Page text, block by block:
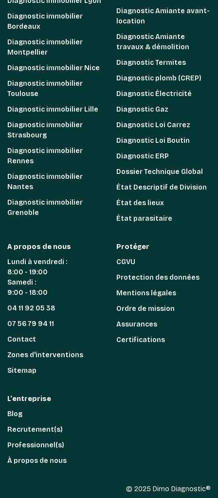
Diagnostic immobilier
Bordeaux
Diagnostic immobilier
Montpellier
Diagnostic immobilier Nice
Diagnostic immobilier
Toulouse
Diagnostic immobilier Lille
Diagnostic immobilier
Strasbourg
Diagnostic immobilier
Rennes
Diagnostic immobilier
Nantes
Diagnostic immobilier
Grenoble
Diagnostic Amiante avant-
location
Diagnostic Amiante
travaux & démolition
Diagnostic Termites
Diagnostic plomb (CREP)
Diagnostic Électricité
Diagnostic Gaz
Diagnostic Loi Carrez
Diagnostic Loi Boutin
Diagnostic ERP
Dossier Technique Global
État Descriptif de Division
État des lieux
État parasitaire
A propos de nous
Lundi à vendredi :
8:00 - 19:00
Samedi :
9:00 - 18:00
04 11 92 05 38
07 56 79 94 11
Contact
Zones d'interventions
Sitemap
Protéger
CGVU
Protection des données
Mentions légales
Ordre de mission
Assurances
Certifications
L'entreprise
Blog
Recrutement(s)
Professionnel(s)
À propos de nous
© 2025 Dimo Diagnostic®